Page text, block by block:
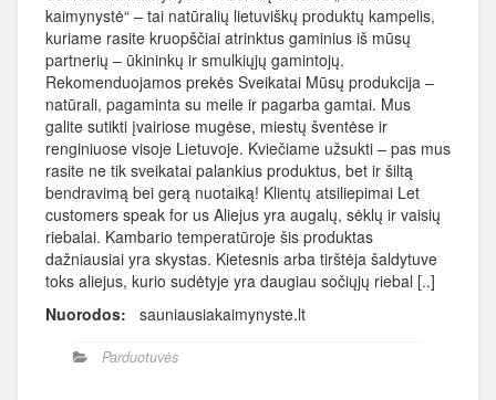
kaimynystė“ – tai natūralių lietuviškų produktų kampelis,
kuriame rasite kruopščiai atrinktus gaminius iš mūsų
partnerių – ūkininkų ir smulkiųjų gamintojų.
Rekomenduojamos prekės Sveikatai Mūsų produkcija –
natūrali, pagaminta su meile ir pagarba gamtai. Mus
galite sutikti įvairiose mugėse, miestų šventėse ir
renginiuose visoje Lietuvoje. Kviečiame užsukti – pas mus
rasite ne tik sveikatai palankius produktus, bet ir šiltą
bendravimą bei gerą nuotaiką! Klientų atsiliepimai Let
customers speak for us Aliejus yra augalų, sėklų ir vaisių
riebalai. Kambario temperatūroje šis produktas
dažniausiai yra skystas. Kietesnis arba tirštėja šaldytuve
toks aliejus, kurio sudėtyje yra daugiau sočiųjų riebal [..]
Nuorodos: sauniausiakaimynyste.lt
Parduotuvės